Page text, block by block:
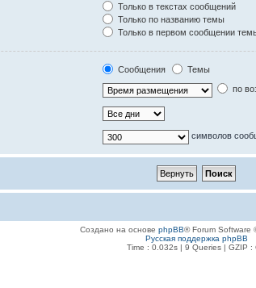
Только в текстах сообщений
Только по названию темы
Только в первом сообщении
Сообщения
Темы
по
символов
Создано на основе phpBB® Forum Software
Русская поддержка phpBB
Time : 0.032s | 9 Queries | GZIP :